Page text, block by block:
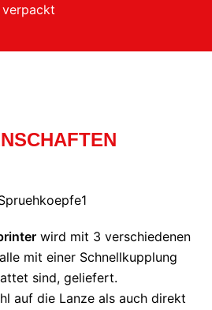
verpackt
wird mit 3 verschiedenen
mit einer Schnellkupplung
sind, geliefert.
auf die Lanze als auch direkt